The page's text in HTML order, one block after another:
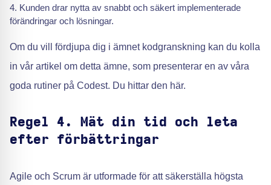
Kunden drar nytta av snabbt och säkert implementerade
förändringar och lösningar.
Om du vill fördjupa dig i ämnet kodgranskning kan du kolla
in vår artikel om detta ämne, som presenterar en av våra
goda rutiner på Codest. Du hittar den här.
Regel 4. Mät din tid och leta
efter förbättringar
Agile och Scrum är utformade för att säkerställa högsta